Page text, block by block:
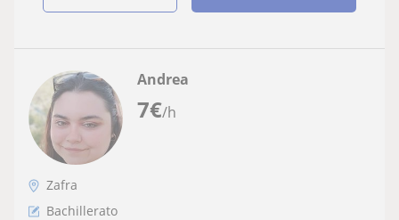
7€/h
Andrea
Zafra
Bachillerato